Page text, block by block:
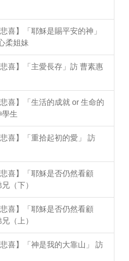
喜】「耶穌是賜平安的神」
柔姐妹
喜】「主愛長存」訪 曹素惠
喜】「生活的成就 or 生命的
學生
喜】「重拾起初的愛」 訪
喜】「耶穌是否仍然看顧
（下）
喜】「耶穌是否仍然看顧
（上）
喜】「神是我的大靠山」 訪